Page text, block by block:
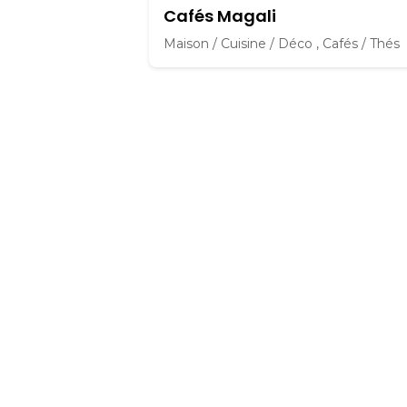
Cafés Magali
Maison / Cuisine / Déco , Cafés / Thés